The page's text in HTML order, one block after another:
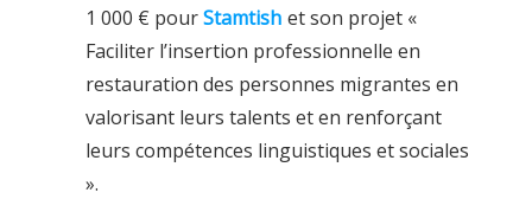
1 000 € pourStamtish et son projet «
Faciliter l’insertion professionnelle en
restauration des personnes migrantes en
valorisant leurs talents et en renforçant
leurs compétences linguistiques et sociales
».